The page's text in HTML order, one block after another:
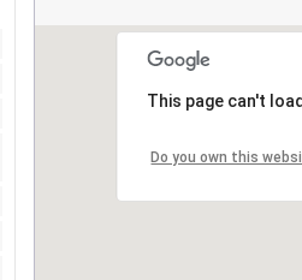
This page can't
Do you own this